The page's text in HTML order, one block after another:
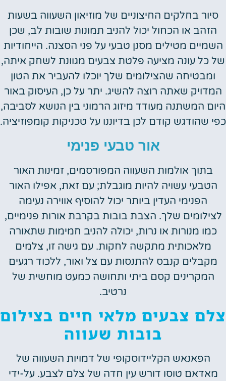
סיור בחלקים החיצוניים של מוזיאון השעווה בשעות
הזהב או הכחול יכול להניב תמונות שובות לב, שכן
השמיים מטילים מסנן טבעי על פני הסצנה. הייחודיות
של כל עונה מציעה פלטת צבעים מגוונת לשחק איתה,
ומבטיחה שהצילומים שלך יוכלו להעביר את הטון
המדויק שאתה רוצה להשיג. יתר על כן, העיסוק באור
היום המשתנה מעודד מיזוג הרמוני בין הנושא לסביבה,
כפי שהודגש קודם לכן בדיוננו על טכניקות קומפוזיציה.
אור טבעי פנימי
בתוך אולמות השעווה המפורסמים, זמינות האור
הטבעי עשויה להיות מוגבלת; עם זאת, אפילו האור
הפנימי העדין ביותר יכול להוסיף אווירה נעימה
לצילומים שלך. הצבת בובות בקרבת אורות פנימיים,
כמו מנורות או נרות, יכולה להניב חמימות שתאורה
מלאכותית מתקשה לחקות. עם גישה זו, צלמים
מקבלים קנבס להתנסות עם צל ואור, ללכוד רגעים
המקרינים קסם ביתי ותחושה כמעט מוחשית של
נרטיב.
צלם צבעים מלאי חיים בצילום
בובות שעווה
הפאנאש הקליידוסקופי של דמויות השעווה של
מאדאם טוסו דורש עין חדה של צלם לצבע. על-ידי